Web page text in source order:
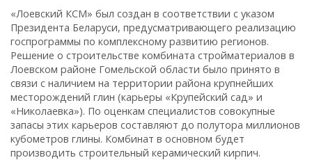
«Лоевский КСМ» был создан в соответствии с указом
Президента Беларуси, предусматривающего реализацию
госпрограммы по комплексному развитию регионов.
Решение о строительстве комбината стройматериалов в
Лоевском районе Гомельской области было принято в
связи с наличием на территории района крупнейших
месторождений глин (карьеры «Крупейский сад» и
«Николаевка»). По оценкам специалистов совокупные
запасы этих карьеров составляют до полутора миллионов
кубометров глины. Комбинат в основном будет
производить строительный керамический кирпич.